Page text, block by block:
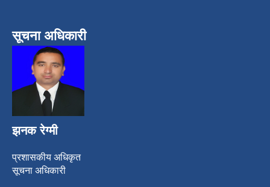
सूचना अधिकारी
झनक रेग्मी
प्रशासकीय अधिकृत
सूचना अधिकारी